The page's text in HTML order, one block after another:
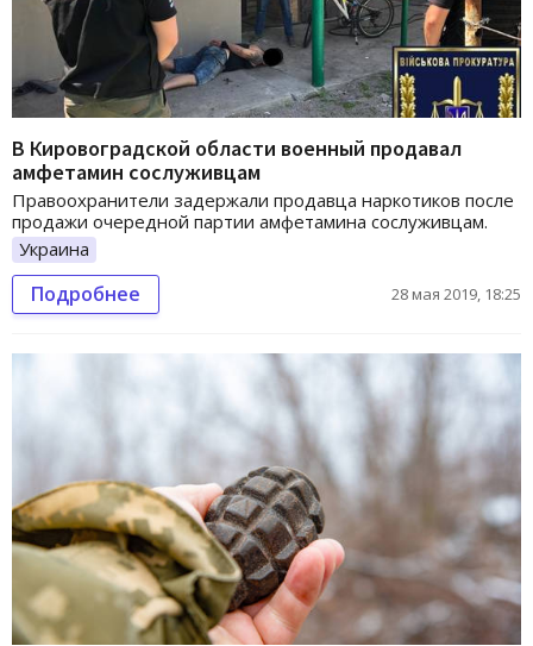
В Кировоградской области военный продавал
амфетамин сослуживцам
Правоохранители задержали продавца наркотиков после
продажи очередной партии амфетамина сослуживцам.
Украина
Подробнее 28 мая 2019, 18:25